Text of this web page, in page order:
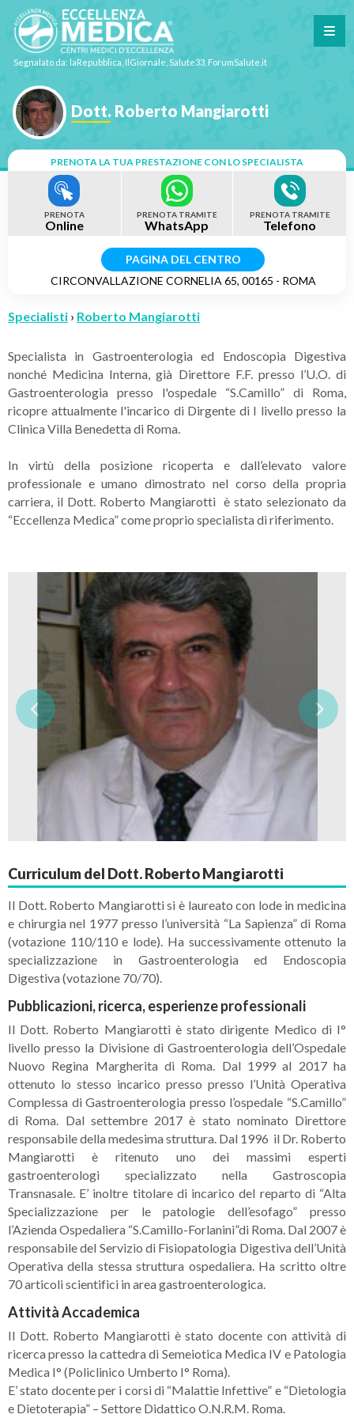
Segnalato da: laRepubblica, IlGiornale, Salute33, ForumSalute.it
Dott. Roberto Mangiarotti
PRENOTA LA TUA PRESTAZIONE CON LO SPECIALISTA
PRENOTA
Online
PRENOTA TRAMITE
WhatsApp
PRENOTA TRAMITE
Telefono
PAGINA DEL CENTRO
CIRCONVALLAZIONE CORNELIA 65, 00165 - ROMA
Specialisti › Roberto Mangiarotti
Specialista in Gastroenterologia ed Endoscopia Digestiva
nonché Medicina Interna, già Direttore F.F. presso l’U.O. di
Gastroenterologia presso l'ospedale “S.Camillo” di Roma,
ricopre attualmente l'incarico di Dirgente di I livello presso la
Clinica Villa Benedetta di Roma.
In virtù della posizione ricoperta e dall’elevato valore
professionale e umano dimostrato nel corso della propria
carriera, il Dott. Roberto Mangiarotti è stato selezionato da
“Eccellenza Medica” come proprio specialista di riferimento.
Curriculum del Dott. Roberto Mangiarotti
Il Dott. Roberto Mangiarotti si è laureato con lode in medicina
e chirurgia nel 1977 presso l’università “La Sapienza” di Roma
(votazione 110/110 e lode). Ha successivamente ottenuto la
specializzazione in Gastroenterologia ed Endoscopia
Digestiva (votazione 70/70).
Pubblicazioni, ricerca, esperienze professionali
Il Dott. Roberto Mangiarotti è stato dirigente Medico di I°
livello presso la Divisione di Gastroenterologia dell’Ospedale
Nuovo Regina Margherita di Roma. Dal 1999 al 2017 ha
ottenuto lo stesso incarico presso presso l’Unità Operativa
Complessa di Gastroenterologia presso l’ospedale “S.Camillo”
di Roma. Dal settembre 2017 è stato nominato Direttore
responsabile della medesima struttura. Dal 1996 il Dr. Roberto
Mangiarotti è ritenuto uno dei massimi esperti
gastroenterologi specializzato nella Gastroscopia
Transnasale. E’ inoltre titolare di incarico del reparto di “Alta
Specializzazione per le patologie dell’esofago” presso
l’Azienda Ospedaliera “S.Camillo-Forlanini”di Roma. Dal 2007 è
responsabile del Servizio di Fisiopatologia Digestiva dell’Unità
Operativa della stessa struttura ospedaliera. Ha scritto oltre
70 articoli scientifici in area gastroenterologica.
Attività Accademica
Il Dott. Roberto Mangiarotti è stato docente con attività di
ricerca presso la cattedra di Semeiotica Medica IV e Patologia
Medica I° (Policlinico Umberto I° Roma).
E’ stato docente per i corsi di “Malattie Infettive” e “Dietologia
e Dietoterapia” – Settore Didattico O.N.R.M. Roma.